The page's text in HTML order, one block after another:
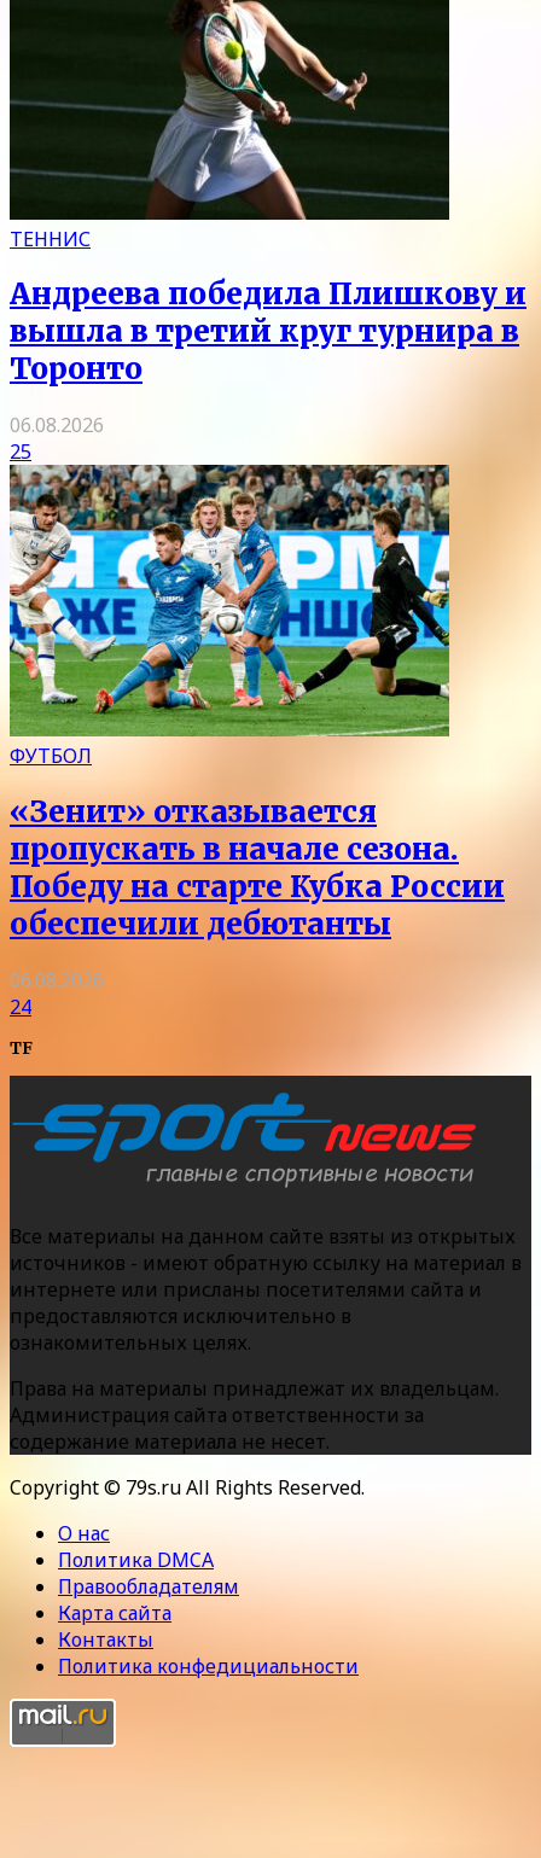
ТЕННИС
Андреева победила Плишкову и
вышла в третий круг турнира в
Торонто
06.08.2026
25
ФУТБОЛ
«Зенит» отказывается
пропускать в начале сезона.
Победу на старте Кубка России
обеспечили дебютанты
06.08.2026
24
TF
Все материалы на данном сайте взяты из открытых
источников - имеют обратную ссылку на материал в
интернете или присланы посетителями сайта и
предоставляются исключительно в
ознакомительных целях.
Права на материалы принадлежат их владельцам.
Администрация сайта ответственности за
содержание материала не несет.
Copyright © 79s.ru All Rights Reserved.
О нас
Политика DMCA
Правообладателям
Карта сайта
Контакты
Политика конфедициальности